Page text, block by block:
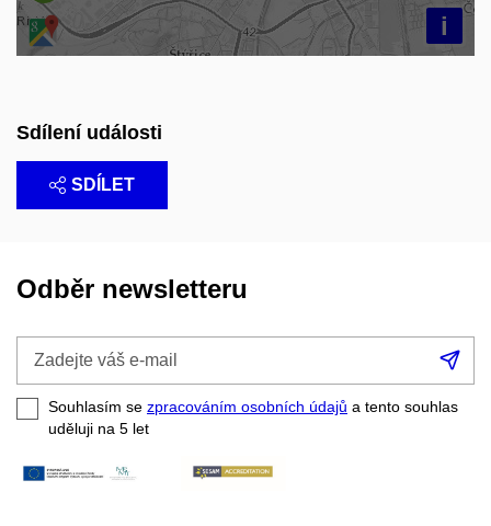
i
Sdílení události
SDÍLET
Odběr newsletteru
e-
mail
Souhlasím se zpracováním osobních údajů a tento souhlas
uděluji na 5 let